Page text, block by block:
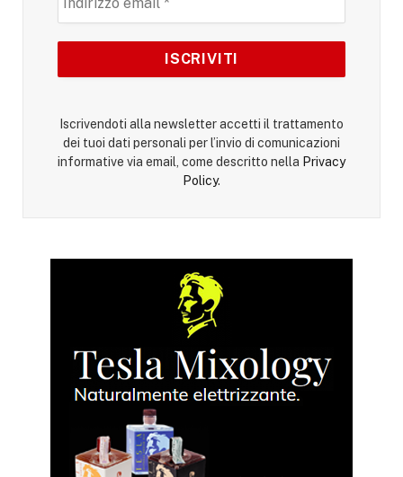
Iscrivendoti alla newsletter accetti il trattamento
dei tuoi dati personali per l’invio di comunicazioni
informative via email, come descritto nella Privacy
Policy.